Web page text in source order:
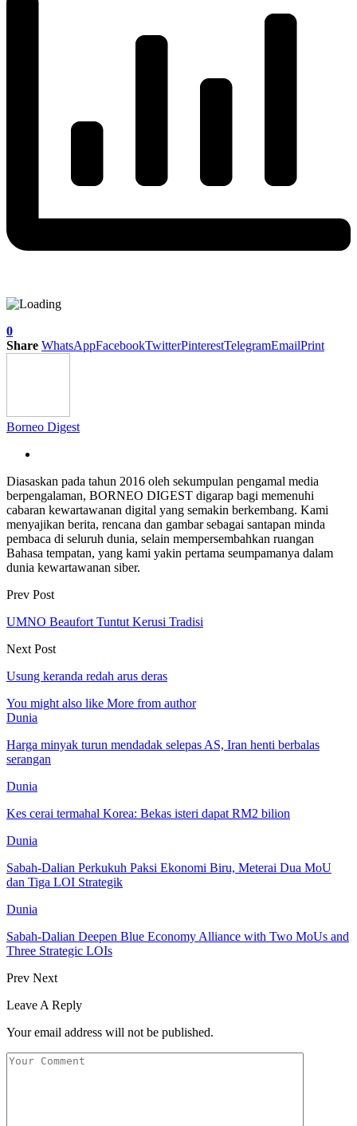
0
Share WhatsAppFacebookTwitterPinterestTelegramEmailPrint
Borneo Digest
Diasaskan pada tahun 2016 oleh sekumpulan pengamal media
berpengalaman, BORNEO DIGEST digarap bagi memenuhi
cabaran kewartawanan digital yang semakin berkembang. Kami
menyajikan berita, rencana dan gambar sebagai santapan minda
pembaca di seluruh dunia, selain mempersembahkan ruangan
Bahasa tempatan, yang kami yakin pertama seumpamanya dalam
dunia kewartawanan siber.
Prev Post
UMNO Beaufort Tuntut Kerusi Tradisi
Next Post
Usung keranda redah arus deras
You might also like More from author
Dunia
Harga minyak turun mendadak selepas AS, Iran henti berbalas
serangan
Dunia
Kes cerai termahal Korea: Bekas isteri dapat RM2 bilion
Dunia
Sabah-Dalian Perkukuh Paksi Ekonomi Biru, Meterai Dua MoU
dan Tiga LOI Strategik
Dunia
Sabah-Dalian Deepen Blue Economy Alliance with Two MoUs and
Three Strategic LOIs
Prev Next
Leave A Reply
Your email address will not be published.